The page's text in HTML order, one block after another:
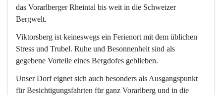
das Vorarlberger Rheintal bis weit in die Schweizer
Bergwelt.
Viktorsberg ist keineswegs ein Ferienort mit dem üblichen
Stress und Trubel. Ruhe und Besonnenheit sind als
gegebene Vorteile eines Bergdofes geblieben.
Unser Dorf eignet sich auch besonders als Ausgangspunkt
für Besichtigungsfahrten für ganz Vorarlberg und in die